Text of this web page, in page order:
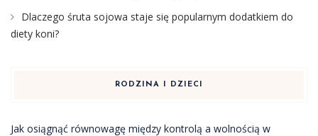
Dlaczego śruta sojowa staje się popularnym dodatkiem do
diety koni?
RODZINA I DZIECI
Jak osiągnąć równowagę między kontrolą a wolnością w